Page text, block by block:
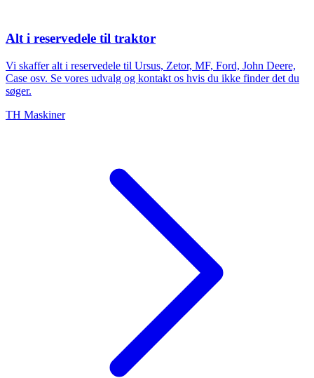
Alt i reservedele til traktor
Vi skaffer alt i reservedele til Ursus, Zetor, MF, Ford, John Deere,
Case osv. Se vores udvalg og kontakt os hvis du ikke finder det du
søger.
TH Maskiner